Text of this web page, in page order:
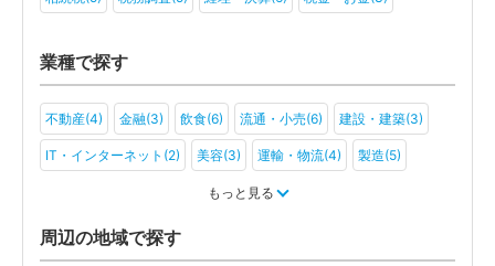
業種で探す
不動産(4) 金融(3) 飲食(6) 流通・小売(6) 建設・建築(3)
IT・インターネット(2) 美容(3) 運輸・物流(4) 製造(5)
社会福祉法人(2)
もっと見る
周辺の地域で探す